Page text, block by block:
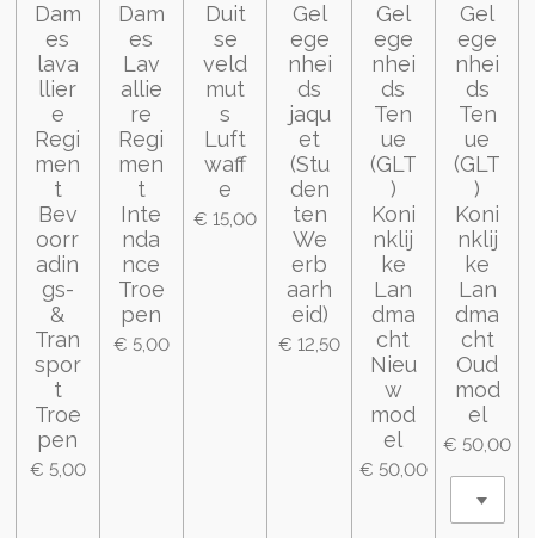
Dam
es
lava
llier
e
Regi
men
t
Bev
oorr
adin
gs-
&
Tran
spor
t
Troe
pen
€ 5,00
Dam
es
Lav
allie
re
Regi
men
t
Inte
nda
nce
Troe
pen
€ 5,00
Duit
se
veld
mut
s
Luft
waff
e
€ 15,00
Gel
ege
nhei
ds
jaqu
et
(Stu
den
ten
We
erb
aarh
eid)
€ 12,50
Gel
ege
nhei
ds
Ten
ue
(GLT
)
Koni
nklij
ke
Lan
dma
cht
Nieu
w
mod
el
€ 50,00
Gel
ege
nhei
ds
Ten
ue
(GLT
)
Koni
nklij
ke
Lan
dma
cht
Oud
mod
el
€ 50,00